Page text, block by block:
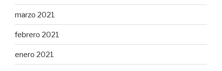
marzo 2021
febrero 2021
enero 2021